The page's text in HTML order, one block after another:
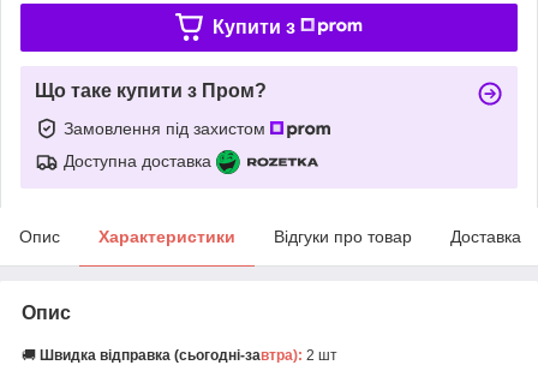
Купити з
Що таке купити з Пром?
Замовлення під захистом
Доступна доставка
Опис Характеристики Відгуки про товар Доставка
Опис
🚚 Швидка відправка (сьогодні-завтра): 2 шт